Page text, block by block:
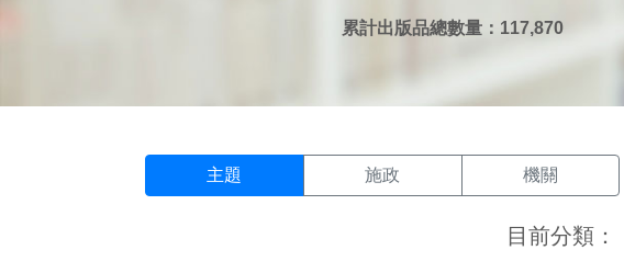
累計出版品總數量：117,870
主題 施政 機關
目前分類：